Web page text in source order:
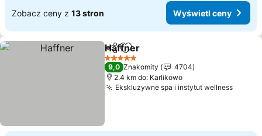
Zobacz ceny z 13 stron Wyświetl ceny
UdostępnijDodaj do ulubionych
Haffner
5 Kategoria
9,0 Znakomity
4704
2.4 km do: Karlikowo
Ekskluzywne spa i instytut wellness